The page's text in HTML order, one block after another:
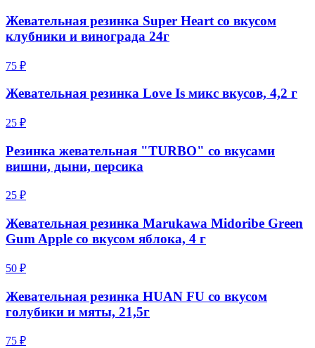
Жевательная резинка Super Heart со вкусом
клубники и винограда 24г
75 ₽
Жевательная резинка Love Is микс вкусов, 4,2 г
25 ₽
Резинка жевательная "TURBO" со вкусами
вишни, дыни, персика
25 ₽
Жевательная резинка Marukawa Midoribe Green
Gum Apple со вкусом яблока, 4 г
50 ₽
Жевательная резинка HUAN FU со вкусом
голубики и мяты, 21,5г
75 ₽